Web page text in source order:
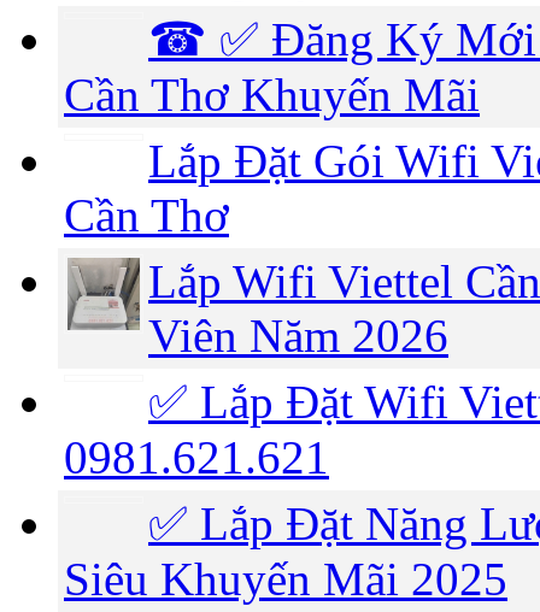
☎ ✅‎ Đăng Ký Mới
Cần Thơ Khuyến Mãi
Lắp Đặt Gói Wifi
Cần Thơ
Lắp Wifi Viettel
Viên Năm 2026
✅ Lắp Đặt Wifi
0981.621.621
✅ Lắp Đặt Năng
Siêu Khuyến Mãi 2025